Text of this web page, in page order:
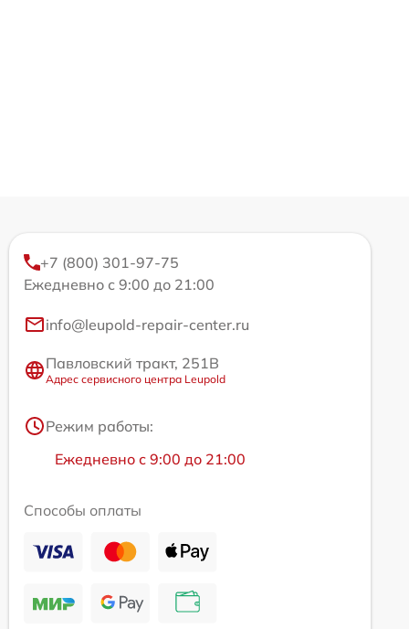
+7 (800) 301-97-75
Ежедневно с 9:00 до 21:00
info@leupold-repair-center.ru
Павловский тракт, 251В
Адрес сервисного центра Leupold
Режим работы:
Ежедневно с 9:00 до 21:00
Способы оплаты